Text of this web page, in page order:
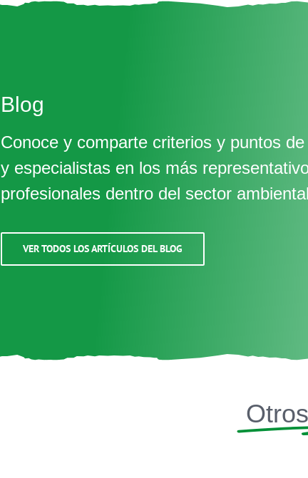
Blog
Conoce y comparte criterios y puntos
y especialistas en los más
profesionales dentro del sector
VER TODOS LOS ARTÍCULOS DEL BLOG